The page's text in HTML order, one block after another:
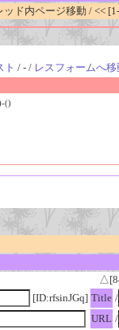
ッド内ページ移動 / <<
ト / - / レスフォームへ移
()
[ID:rfsinJGq] Title /
URL /